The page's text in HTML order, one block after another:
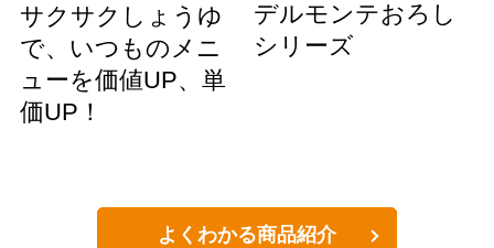
サクサクしょうゆ
で、いつものメニ
ューを価値UP、単
価UP！
デルモンテおろし
シリーズ
よくわかる商品紹介